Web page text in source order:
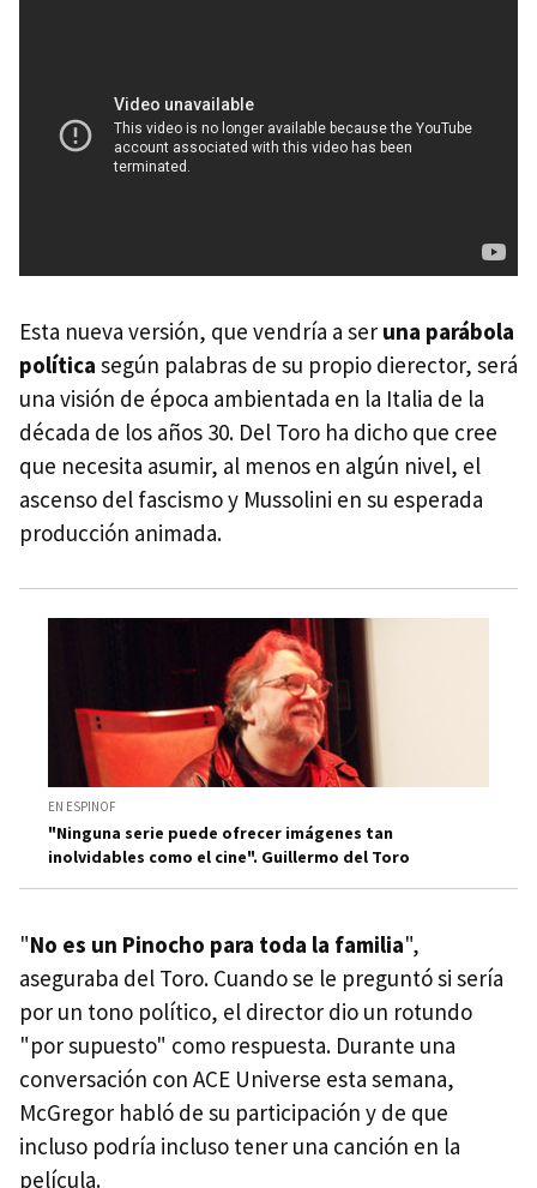
Esta nueva versión, que vendría a ser una parábola
política según palabras de su propio dierector, será
una visión de época ambientada en la Italia de la
década de los años 30. Del Toro ha dicho que cree
que necesita asumir, al menos en algún nivel, el
ascenso del fascismo y Mussolini en su esperada
producción animada.
EN ESPINOF
"Ninguna serie puede ofrecer imágenes tan
inolvidables como el cine". Guillermo del Toro
"No es un Pinocho para toda la familia",
aseguraba del Toro. Cuando se le preguntó si sería
por un tono político, el director dio un rotundo
"por supuesto" como respuesta. Durante una
conversación con ACE Universe esta semana,
McGregor habló de su participación y de que
incluso podría incluso tener una canción en la
película.